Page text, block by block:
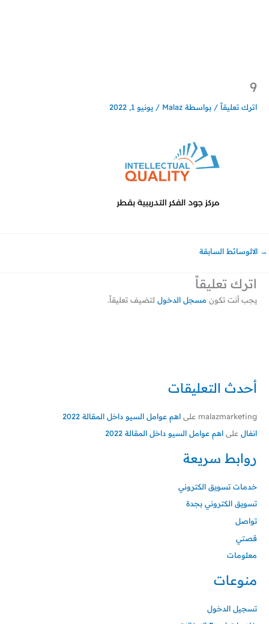
أحدث التعليقات
malazmarketing على اهم عوامل السيو داخل المقالة 2022
انفال على اهم عوامل السيو داخل المقالة 2022
روابط سريعة
خدمات تسويق الكتروني
تسويق الكتروني بجدة
تواصل
قصتي
معلومات
منوعات
تسجيل الدخول
9
اترك تعليقاً / بواسطة Malaz
/ يونيو 1, 2022
→ الالوسائط السابقة
اترك تعليقاً
يجب أنت تكون مسجل الدخول لتضيف تعليقاً.